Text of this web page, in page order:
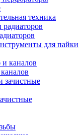
техника
для пайки